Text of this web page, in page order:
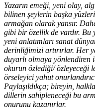
Yazarın emeği, yeni olay,
bilinen şeylerin başka
armağan olarak yansır.
gibi bir özellik de vardır. Bu
yeni anlatımları sanat
derinliğimizi artırırlar. Her
duyarlı olmaya yönlendiren
okurun özlediği/ özleyeceği
örseleyici yahut
Paylaşıldıkça; bireyin,
dillerin sahipleneceği bu
onurunu kazanırlar.